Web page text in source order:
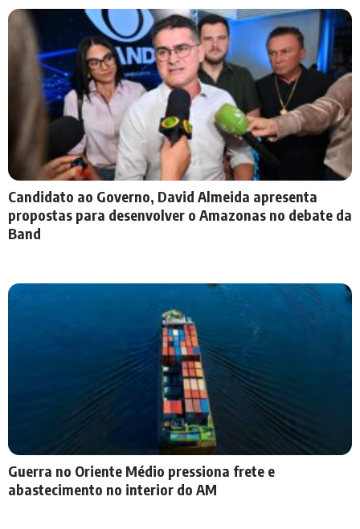
Candidato ao Governo, David Almeida apresenta
propostas para desenvolver o Amazonas no debate da
Band
Guerra no Oriente Médio pressiona frete e
abastecimento no interior do AM